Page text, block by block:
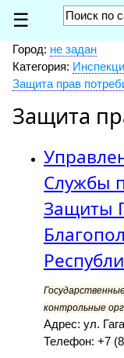
☰
Город: не задан
Категория:
Защита прав
Защита
Службы
Защиты
контрольные
Адрес: ул.
Телефон: +7